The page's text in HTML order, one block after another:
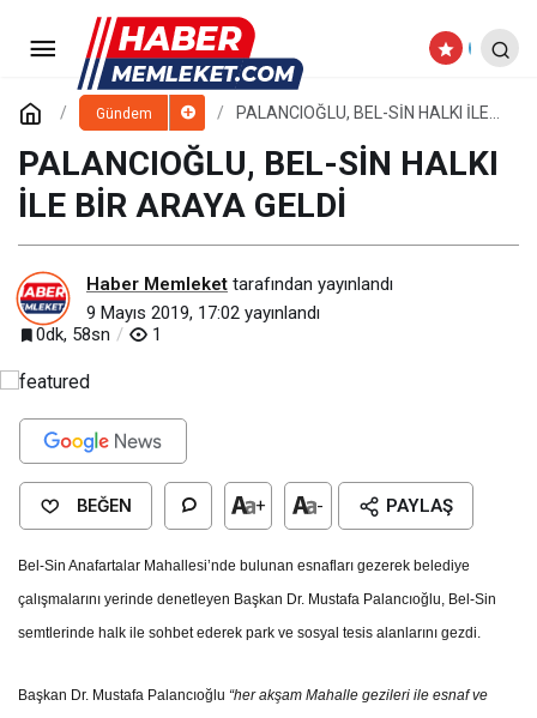
Gündem
PALANCIOĞLU, BEL-SİN HALKI İLE
PALANCIOĞLU, BEL-SİN HALKI
İLE BİR ARAYA GELDİ
Haber Memleket tarafından yayınlandı
9 Mayıs 2019, 17:02 yayınlandı
0dk, 58sn
1
BEĞEN + - PAYLAŞ
Bel-Sin Anafartalar Mahallesi’nde bulunan esnafları gezerek belediye
çalışmalarını yerinde denetleyen Başkan Dr. Mustafa Palancıoğlu, Bel-Sin
semtlerinde halk ile sohbet ederek park ve sosyal tesis alanlarını gezdi.
Başkan Dr. Mustafa Palancıoğlu “her akşam Mahalle gezileri ile esnaf ve
KAYSERİ ŞEKER’İN
ÇALIŞANLARINA İFTAR SOFRASI
MÜJDESİ “TEŞVİK İKRAMİYESİ” OLDU
Yorum Yap